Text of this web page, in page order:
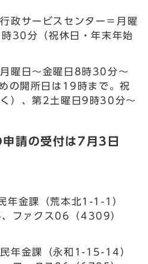
政サービスセンター＝月曜
30分（祝休日・年末年始
曜日～金曜日8時30分～
の開所日は19時まで。祝
）、第2土曜日9時30分～
請の受付は7月3日
年金課（荒本北1-1-1）
ファクス06（4309）
年金課（永和1-15-14）